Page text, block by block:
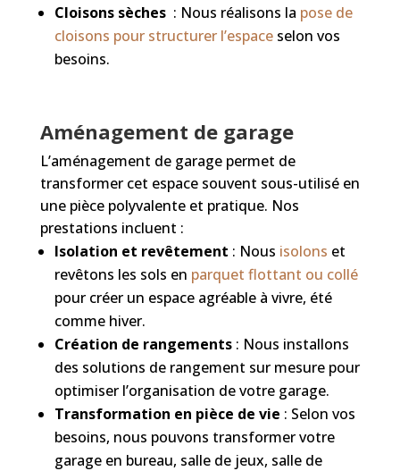
Cloisons sèches : Nous réalisons la pose de
cloisons pour structurer l’espaceselon vos
besoins.
Aménagement de garage
L’aménagement de garage permet de
transformer cet espace souvent sous-utilisé en
une pièce polyvalente et pratique. Nos
prestations incluent :
Isolation et revêtement : Nous isolons et
revêtons les sols en parquet flottant ou collé
pour créer un espace agréable à vivre, été
comme hiver.
Création de rangements: Nous installons
des solutions de rangement sur mesure pour
optimiser l’organisation de votre garage.
Transformation en pièce de vie : Selon vos
besoins, nous pouvons transformer votre
garage en bureau, salle de jeux, salle de